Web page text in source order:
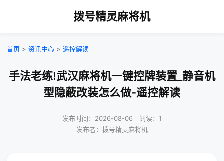
拨号精灵麻将机
首页 > 资讯中心 > 遥控解读
手法老练!武汉麻将机一键控牌装置_静音机
型隐蔽改装怎么做-遥控解读
发布时间：2026-08-06｜阅读：1
发布者：拨号精灵麻将机